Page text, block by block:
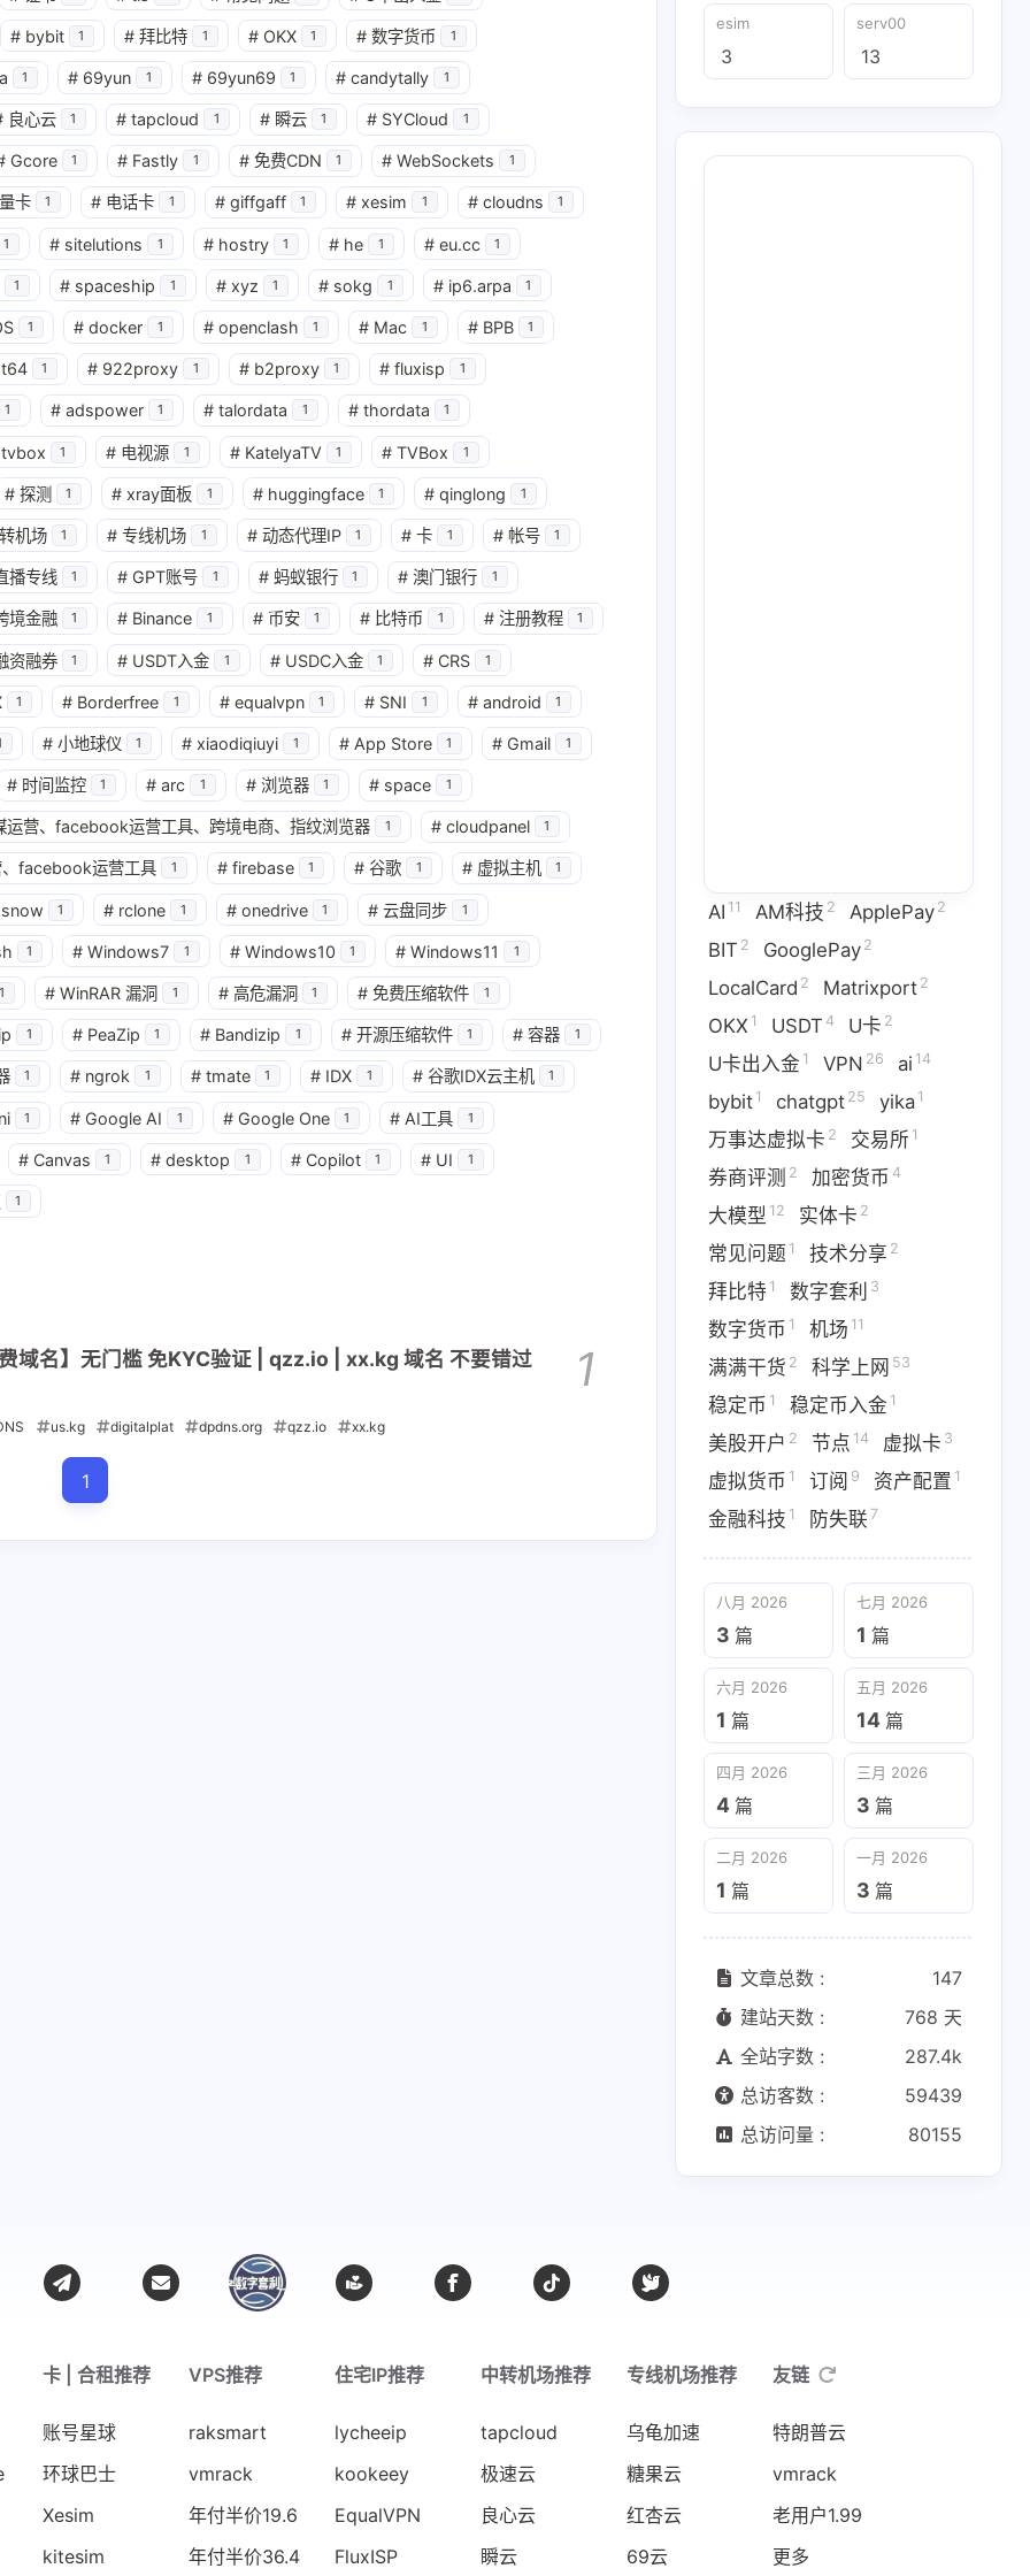
兴趣点
寻找你感兴趣的领域
AI 11 AM科技2 ApplePay2 BIT
Matrixport2 OKX1 USDT4 U卡2 U卡出入金
bybit1 chatgpt25 yika1 万事达虚拟卡
加密货币4 大模型12 实体卡 2 常见问题1
数字套利3 数字货币 1 机场 11 满满干货 2 科学上网
稳定币入金1 美股开户 2 节点14 虚拟卡
资产配置1 金融科技1 防失联7
八月 2026
3
七月 2026
1 篇 1篇
五月 2026
14篇
四月 2026
4篇
三月 2026
3篇
二月 2026 一月 2026
3篇
# bybit 1 # 拜比特 1 # OKX 1 # 数字货币 1
1 # 69yun 1 # 69yun69 1 # candytally 1
良心云 1 # tapcloud 1 # 瞬云 1 # SYCloud 1
Gcore 1 # Fastly 1 # 免费CDN 1 # WebSockets 1
卡 1 # 电话卡 1 # giffgaff 1 # xesim 1 # cloudns 1
1 # sitelutions 1 # hostry 1 # he 1 # eu.cc 1
1 # spaceship 1 # xyz 1 # sokg 1 # ip6.arpa 1
1 # docker 1 # openclash 1 # Mac 1 # BPB 1
1 # 922proxy 1 # b2proxy 1 # fluxisp 1
1 # adspower 1 # talordata 1 # thordata 1
tvbox 1 # 电视源 1 # KatelyaTV 1 # TVBox 1
# 探测 1 # xray面板 1 # huggingface 1 # qinglong 1
机场 1 # 专线机场 1 # 动态代理IP 1 # 卡 1 # 帐号 1
播专线 1 # GPT账号 1 # 蚂蚁银行 1 # 澳门银行 1
境金融 1 # Binance 1 # 币安 1 # 比特币 1 # 注册教程 1
资融券 1 # USDT入金 1 # USDC入金 1 # CRS 1
1 # Borderfree 1 # equalvpn 1 # SNI 1 # android 1
# 小地球仪 1 # xiaodiqiuyi 1 # App Store 1 # Gmail 1
# 时间监控 1 # arc 1 # 浏览器 1 # space 1
营、facebook运营工具、跨境电商、指纹浏览器 1 # cloudpanel 1
facebook运营工具 1 # firebase 1 # 谷歌 1 # 虚拟主机 1
1 # rclone 1 # onedrive 1 # 云盘同步 1
1 # Windows7 1 # Windows10 1 # Windows11 1
1 # WinRAR 漏洞 1 # 高危漏洞 1 # 免费压缩软件 1
1 # PeaZip 1 # Bandizip 1 # 开源压缩软件 1 # 容器 1
1 # ngrok 1 # tmate 1 # IDX 1 # 谷歌IDX云主机 1
1 # Google AI 1 # Google One 1 # AI工具 1
# Canvas 1 # desktop 1 # Copilot 1 # UI 1
1
域名】无门槛 免KYC验证 | qzz.io | xx.kg 域名 不要错过 1
us.kg digitalplat dpdns.org qzz.io xx.kg
1
esim
3
serv00
13
AI 11 AM科技 2 ApplePay 2
BIT 2 GooglePay 2
LocalCard 2 Matrixport 2
OKX 1 USDT 4 U卡 2
U卡出入金 1 VPN 26 ai 14
bybit 1 chatgpt 25 yika 1
万事达虚拟卡 2 交易所 1
券商评测 2 加密货币 4
大模型 12 实体卡 2
常见问题 1 技术分享 2
拜比特 1 数字套利 3
数字货币 1 机场 11
满满干货 2 科学上网 53
稳定币 1 稳定币入金 1
美股开户 2 节点 14 虚拟卡 3
虚拟货币 1 订阅 9 资产配置 1
金融科技 1 防失联 7
八月 2026
3 篇
七月 2026
1 篇
六月 2026
1 篇
五月 2026
14 篇
四月 2026
4 篇
三月 2026
3 篇
二月 2026
1 篇
一月 2026
3 篇
文章总数 :
147
建站天数 :
768 天
全站字数 :
287.4k
总访客数 :
59439
总访问量 :
80155
卡 | 合租推荐
账号星球
环球巴士
Xesim
kitesim
VPS推荐
raksmart
vmrack
年付半价19.6
年付半价36.4
住宅IP推荐
lycheeip
kookeey
EqualVPN
FluxISP
中转机场推荐
tapcloud
极速云
良心云
瞬云
专线机场推荐
乌龟加速
糖果云
红杏云
69云
友链
特朗普云
vmrack
老用户1.99
更多